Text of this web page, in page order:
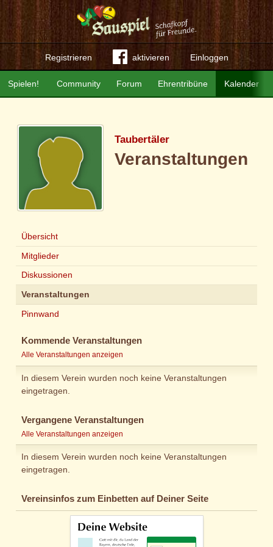
Registrieren aktivieren Einloggen
Community Forum Ehrentribüne Kalender
Spielen!
Taubertäler
Veranstaltungen
Übersicht
Mitglieder
Diskussionen
Veranstaltungen
Pinnwand
Kommende Veranstaltungen
Alle Veranstaltungen anzeigen
In diesem Verein wurden noch keine Veranstaltungen
eingetragen.
Vergangene Veranstaltungen
Alle Veranstaltungen anzeigen
In diesem Verein wurden noch keine Veranstaltungen
eingetragen.
Vereinsinfos zum Einbetten auf Deiner Seite